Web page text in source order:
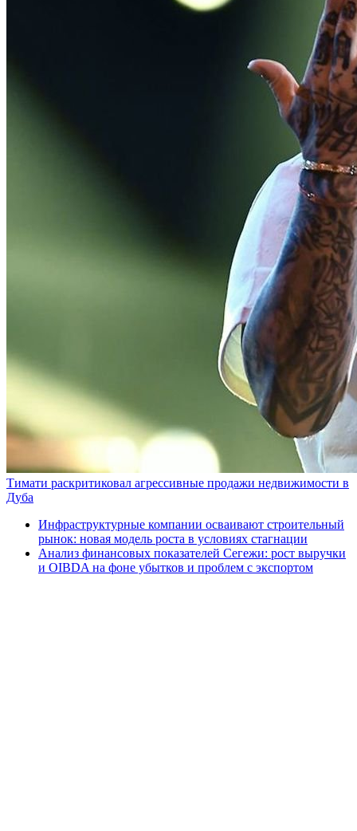
Тимати раскритиковал агрессивные продажи недвижимости в
Дуба
Инфраструктурные компании осваивают строительный
рынок: новая модель роста в условиях стагнации
Анализ финансовых показателей Сегежи: рост выручки
и OIBDA на фоне убытков и проблем с экспортом